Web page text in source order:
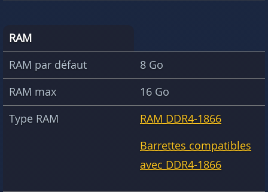
RAM
RAM par défaut
8 Go
RAM max
16 Go
Type RAM
RAM DDR4-1866
Barrettes compatibles
avec DDR4-1866